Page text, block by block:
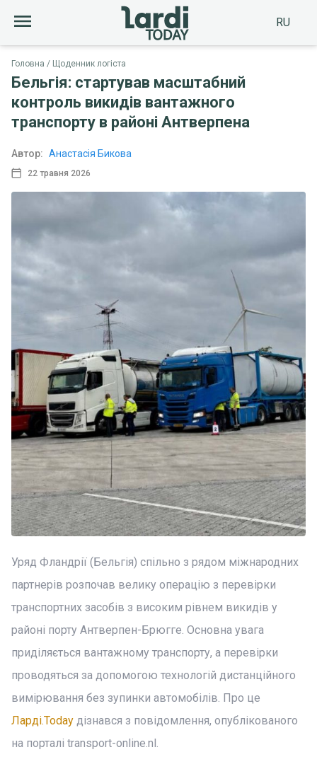
RU
Головна Щоденник логіста
Бельгія: стартував масштабний
контроль викидів вантажного
транспорту в районі Антверпена
22 травня 2026
Автор: Анастасія Бикова
Уряд Фландрії (Бельгія) спільно з рядом міжнародних
партнерів розпочав велику операцію з перевірки
транспортних засобів з високим рівнем викидів у
районі порту Антверпен-Брюгге. Основна увага
приділяється вантажному транспорту, а перевірки
проводяться за допомогою технологій дистанційного
вимірювання без зупинки автомобілів. Про це
Ларді.Today дізнався з повідомлення, опублікованого
на порталі transport-online.nl.